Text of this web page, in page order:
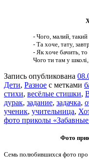
- Чого, малий,
- Та хоче, тату,
- Як хоче бачить,
Чого ти там у
Запись опубликована
Дети, Разное с метками
стихи, весёлые стишки,
дурак, задание, задачка,
ученик, учительница,
фото приколы
Фото
Семь полюбившихся фото про